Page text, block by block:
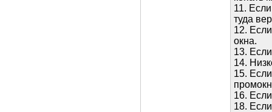
11.
туда
12.
окна.
13.
14.
15.
16.
18.